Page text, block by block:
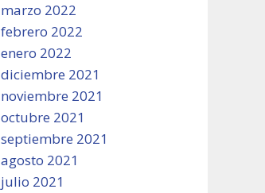
marzo 2022
febrero 2022
enero 2022
diciembre 2021
noviembre 2021
octubre 2021
septiembre 2021
agosto 2021
julio 2021